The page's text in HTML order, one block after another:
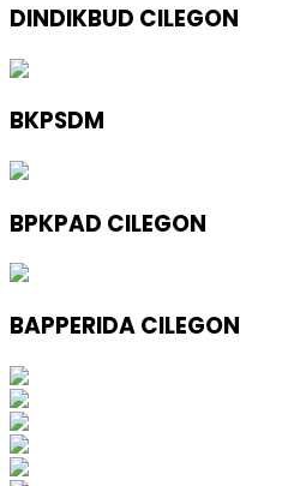
DINDIKBUD CILEGON
BKPSDM
BPKPAD CILEGON
BAPPERIDA CILEGON